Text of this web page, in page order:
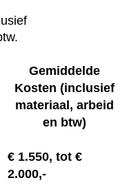
Gemiddelde
Kosten (inclusief
materiaal, arbeid
en btw)
€ 1.550, tot €
2.000,-